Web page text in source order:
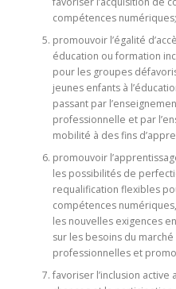
compétences numériques;
promouvoir l’égalité
éducation ou formation
pour les groupes
jeunes enfants à
passant par
professionnelle et par
mobilité à des fins
promouvoir
les possibilités de
requalification flexibles
compétences
les nouvelles exigences
sur les besoins du
professionnelles et
favoriser l’inclusion